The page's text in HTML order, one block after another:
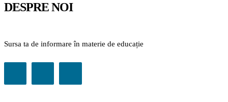
DESPRE NOI
Sursa ta de informare în materie de educație